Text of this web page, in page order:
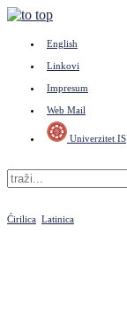
English
Linkovi
Impresum
Web Mail
Univerzitet IS
Ćirilica Latinica